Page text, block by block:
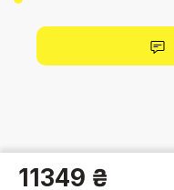
11349 ₴